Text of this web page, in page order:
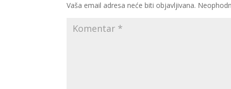
Vaša email adresa neće biti objavljivana.